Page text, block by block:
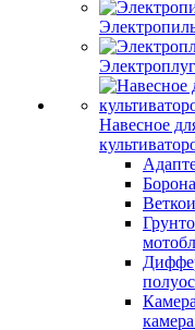
Навесное